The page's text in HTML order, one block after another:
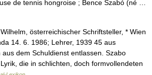
de tennis hongroise ; Bence Szabó (né …
österreichischer Schriftsteller, * Wien
14. 6. 1986; Lehrer, 1939 45 aus
dem Schuldienst entlassen. Szabo
die in schlichten, doch formvollendeten